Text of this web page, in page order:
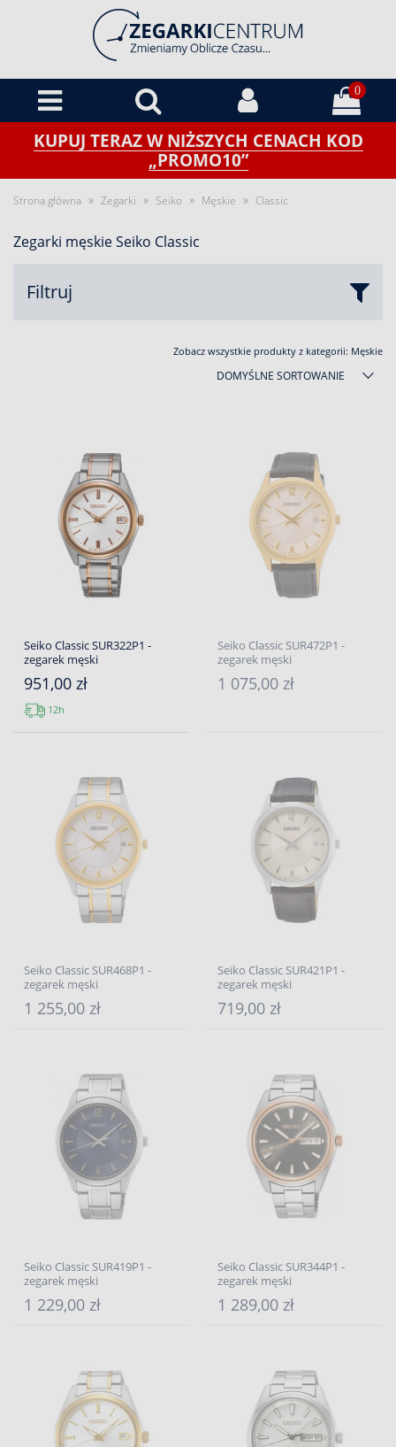
0
KUPUJ TERAZ W NIŻSZYCH CENACH KOD
„PROMO10”
Strona główna » Zegarki » Seiko » Męskie » Classic
Zegarki męskie Seiko Classic
Filtruj
Zobacz wszystkie produkty z kategorii: Męskie
DOMYŚLNE SORTOWANIE
Seiko Classic SUR322P1 -
zegarek męski
951,00 zł
12h
Seiko Classic SUR472P1 -
zegarek męski
1 075,00 zł
Seiko Classic SUR468P1 -
zegarek męski
1 255,00 zł
Seiko Classic SUR421P1 -
zegarek męski
719,00 zł
Seiko Classic SUR419P1 -
zegarek męski
1 229,00 zł
Seiko Classic SUR344P1 -
zegarek męski
1 289,00 zł